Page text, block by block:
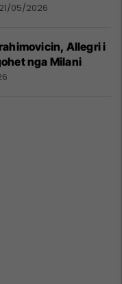
21/05/2026
Allegri i
nga Milani